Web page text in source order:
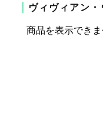
ヴィヴィアン